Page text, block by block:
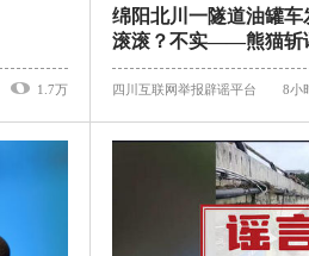
1.7万
绵阳北川一隧道油罐车
滚滚？不实——熊猫斩
日）
四川互联网举报辟谣平台 8小